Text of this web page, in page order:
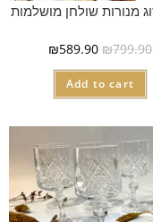
₪799.90
₪589.90
Add to cart